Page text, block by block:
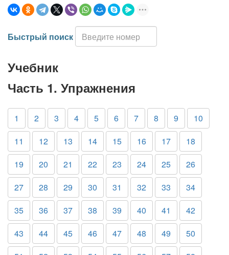
Быстрый поиск
Учебник
Часть 1. Упражнения
1 2 3 4 5 6 7 8 9
10
11
12 13 14 15 16 17
18
19
20 21 22 23 24 25
26
27
28 29 30 31 32 33
34
35
36 37 38 39 40 41
42
43
44 45 46 47 48 49
50